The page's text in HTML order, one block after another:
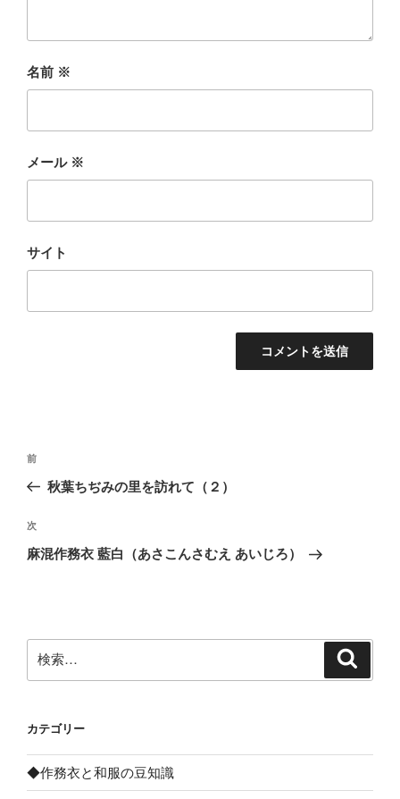
名前 ※
メール ※
サイト
投
ビ
ゲ
ン
前
の
稿
前
秋葉ちぢみの里を訪れて（２）
次
の
次
麻混作務衣 藍白（あさこんさむえ あいじろ）
索:
カテゴリー
◆作務衣と和服の豆知識